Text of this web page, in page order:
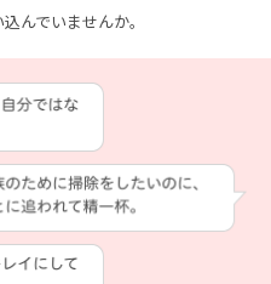
んでいませんか。